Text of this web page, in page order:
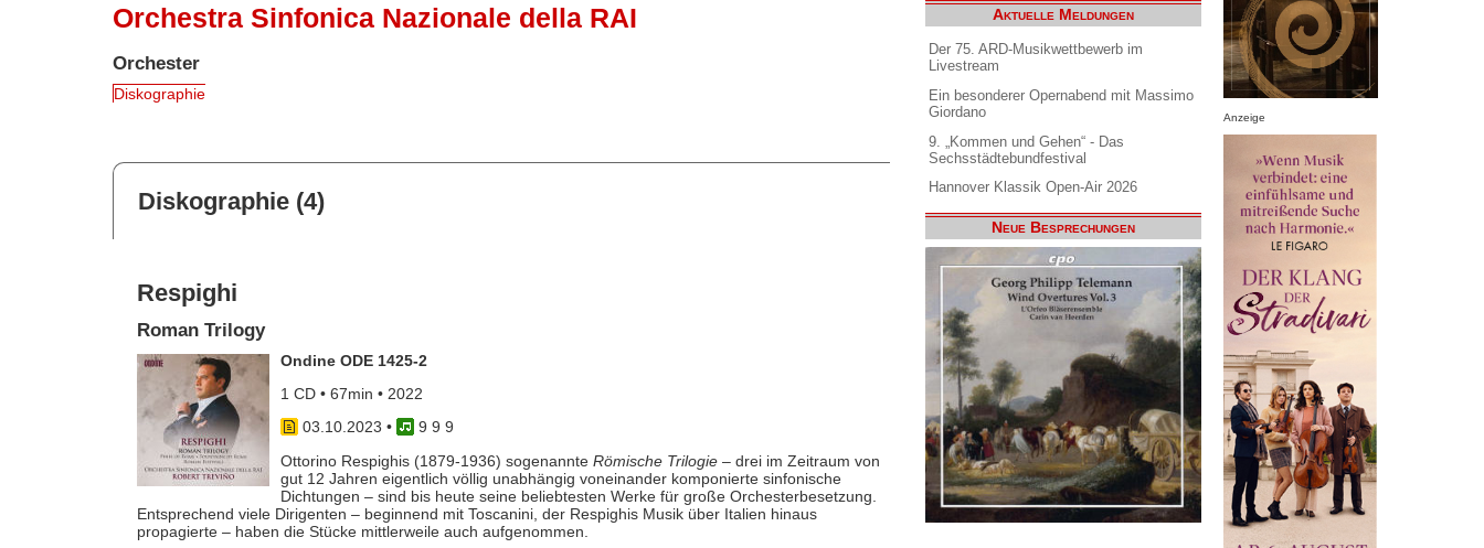
Orchestra Sinfonica Nazionale della RAI
Orchester
Diskographie
Diskographie (4)
Respighi
Roman Trilogy
Ondine ODE 1425-2
1 CD • 67min • 2022
03.10.2023 •
9 9 9
Ottorino Respighis (1879-1936) sogenannte Römische Trilogie– drei im Zeitraum von
gut 12 Jahren eigentlich völlig unabhängig voneinander komponierte sinfonische
Dichtungen – sind bis heute seine beliebtesten Werke für große Orchesterbesetzung.
Entsprechend viele Dirigenten – beginnend mit Toscanini, der Respighis Musik über Italien hinaus
propagierte – haben die Stücke mittlerweile auch aufgenommen.
Aktuelle Meldungen
Der 75. ARD-Musikwettbewerb im
Livestream
Ein besonderer Opernabend mit Massimo
Giordano
9. „Kommen und Gehen“ - Das
Sechsstädtebundfestival
Hannover Klassik Open-Air 2026
Neue Besprechungen
Anzeige